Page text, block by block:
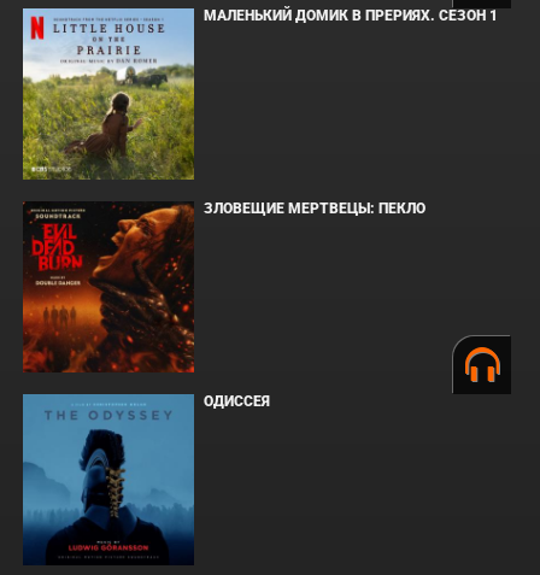
МАЛЕНЬКИЙ ДОМИК В ПРЕРИЯХ. СЕЗОН 1
ЗЛОВЕЩИЕ МЕРТВЕЦЫ: ПЕКЛО
ОДИССЕЯ